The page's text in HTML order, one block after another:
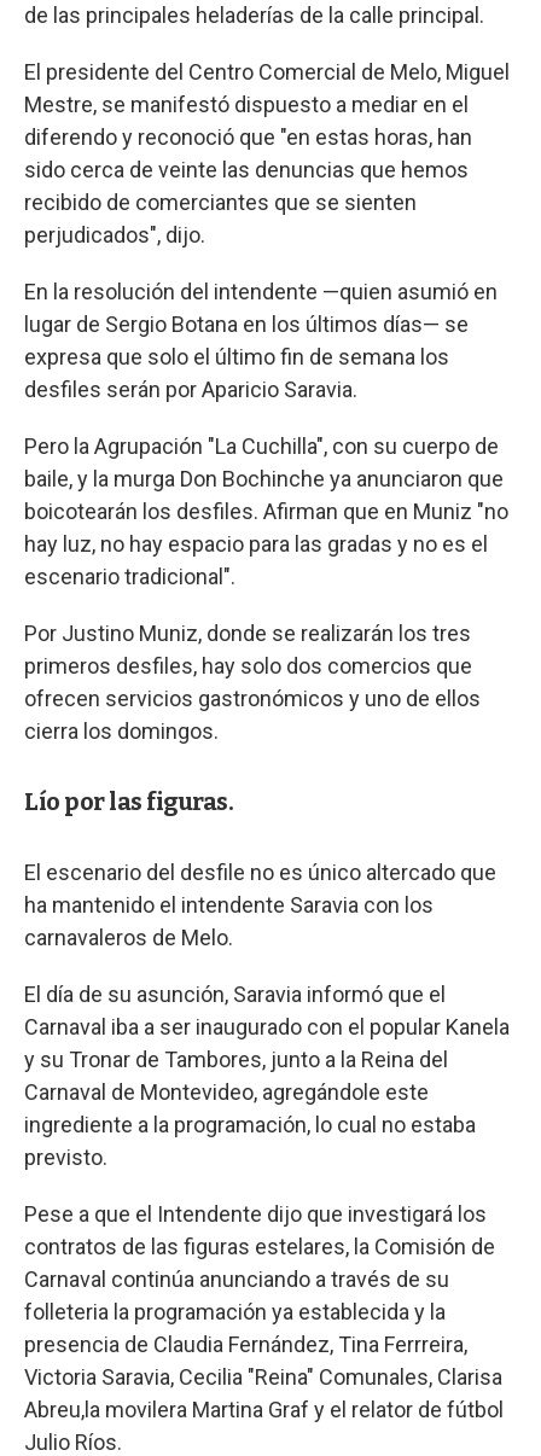
de las principales heladerías de la calle principal.
El presidente del Centro Comercial de Melo, Miguel
Mestre, se manifestó dispuesto a mediar en el
diferendo y reconoció que "en estas horas, han
sido cerca de veinte las denuncias que hemos
recibido de comerciantes que se sienten
perjudicados", dijo.
En la resolución del intendente —quien asumió en
lugar de Sergio Botana en los últimos días— se
expresa que solo el último fin de semana los
desfiles serán por Aparicio Saravia.
Pero la Agrupación "La Cuchilla", con su cuerpo de
baile, y la murga Don Bochinche ya anunciaron que
boicotearán los desfiles. Afirman que en Muniz "no
hay luz, no hay espacio para las gradas y no es el
escenario tradicional".
Por Justino Muniz, donde se realizarán los tres
primeros desfiles, hay solo dos comercios que
ofrecen servicios gastronómicos y uno de ellos
cierra los domingos.
Lío por las figuras.
El escenario del desfile no es único altercado que
ha mantenido el intendente Saravia con los
carnavaleros de Melo.
El día de su asunción, Saravia informó que el
Carnaval iba a ser inaugurado con el popular Kanela
y su Tronar de Tambores, junto a la Reina del
Carnaval de Montevideo, agregándole este
ingrediente a la programación, lo cual no estaba
previsto.
Pese a que el Intendente dijo que investigará los
contratos de las figuras estelares, la Comisión de
Carnaval continúa anunciando a través de su
folleteria la programación ya establecida y la
presencia de Claudia Fernández, Tina Ferrreira,
Victoria Saravia, Cecilia "Reina" Comunales, Clarisa
Abreu,la movilera Martina Graf y el relator de fútbol
Julio Ríos.